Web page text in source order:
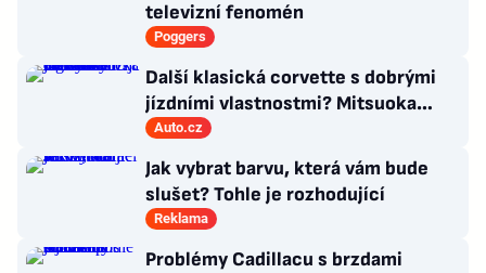
televizní fenomén
Poggers
Další klasická corvette s dobrými
jízdními vlastnostmi? Mitsuoka
znovu využije legendární MX-5
Auto.cz
Jak vybrat barvu, která vám bude
slušet? Tohle je rozhodující
Reklama
Problémy Cadillacu s brzdami